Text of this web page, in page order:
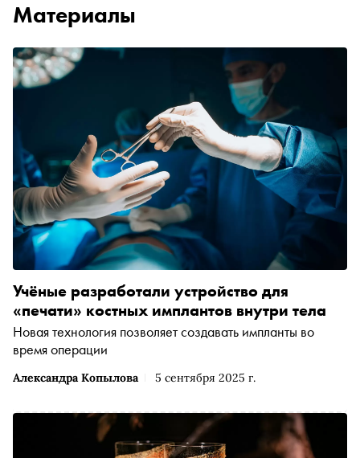
Материалы
Александра Копылова 5 сентября 2025 г.
Учёные разработали устройство для
«печати» костных имплантов внутри тела
Новая технология позволяет создавать импланты во
время операции